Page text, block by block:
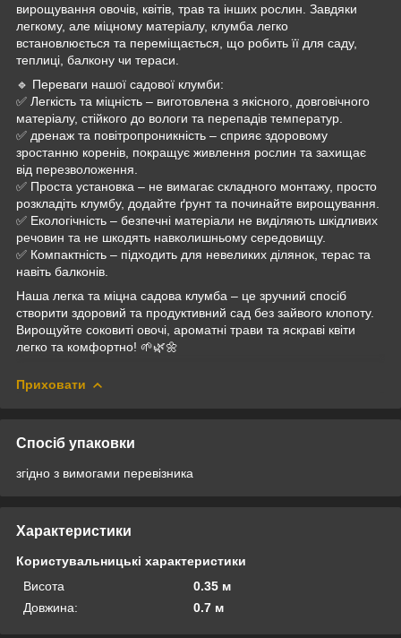
вирощування овочів, квітів, трав та інших рослин. Завдяки
легкому, але міцному матеріалу, клумба легко
встановлюється та переміщається, що робить її для саду,
теплиці, балкону чи тераси.
🔹 Переваги нашої садової клумби:
✅ Легкість та міцність – виготовлена з якісного, довговічного
матеріалу, стійкого до вологи та перепадів температур.
✅ дренаж та повітропроникність – сприяє здоровому
зростанню коренів, покращує живлення рослин та захищає
від перезволоження.
✅ Проста установка – не вимагає складного монтажу, просто
розкладіть клумбу, додайте ґрунт та починайте вирощування.
✅ Екологічність – безпечні матеріали не виділяють шкідливих
речовин та не шкодять навколишньому середовищу.
✅ Компактність – підходить для невеликих ділянок, терас та
навіть балконів.
Наша легка та міцна садова клумба – це зручний спосіб
створити здоровий та продуктивний сад без зайвого клопоту.
Вирощуйте соковиті овочі, ароматні трави та яскраві квіти
легко та комфортно! 🌱🌿🌼
Приховати
Спосіб упаковки
згідно з вимогами перевізника
Характеристики
Користувальницькі характеристики
Висота
0.35 м
Довжина:
0.7 м